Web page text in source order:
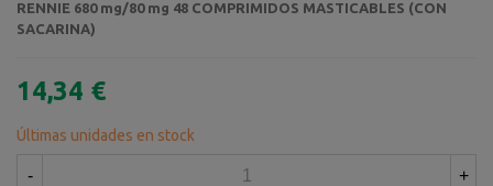
RENNIE 680 mg/80 mg 48 COMPRIMIDOS MASTICABLES (CON
SACARINA)
14,34 €
Últimas unidades en stock
- +